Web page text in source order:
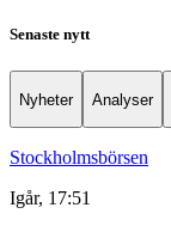
Senaste nytt
Nyheter Analyser
Stockholmsbörsen
Igår, 17:51